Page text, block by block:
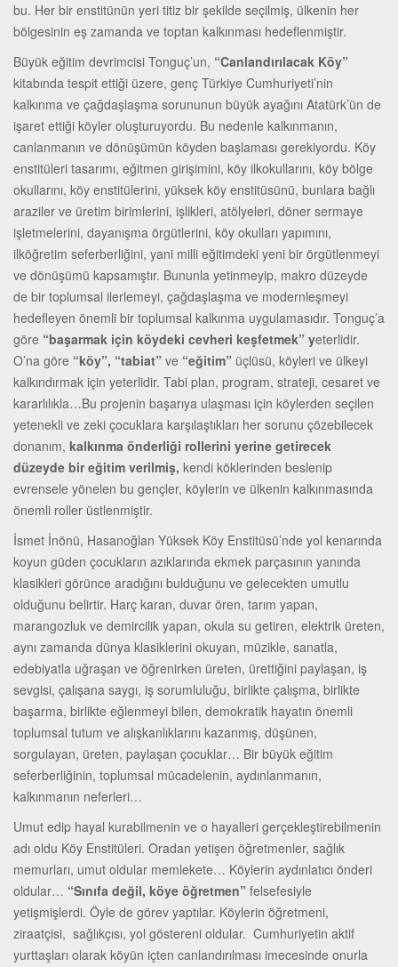
bu. Her bir enstitünün yeri titiz bir şekilde seçilmiş, ülkenin her
bölgesinin eş zamanda ve toptan kalkınması hedeflenmiştir.
Büyük eğitim devrimcisi Tonguç’un, “Canlandırılacak Köy”
kitabında tespit ettiği üzere, genç Türkiye Cumhuriyeti’nin
kalkınma ve çağdaşlaşma sorununun büyük ayağını Atatürk’ün de
işaret ettiği köyler oluşturuyordu. Bu nedenle kalkınmanın,
canlanmanın ve dönüşümün köyden başlaması gerekiyordu. Köy
enstitüleri tasarımı, eğitmen girişimini, köy ilkokullarını, köy bölge
okullarını, köy enstitülerini, yüksek köy enstitüsünü, bunlara bağlı
araziler ve üretim birimlerini, işlikleri, atölyeleri, döner sermaye
işletmelerini, dayanışma örgütlerini, köy okulları yapımını,
ilköğretim seferberliğini, yani milli eğitimdeki yeni bir örgütlenmeyi
ve dönüşümü kapsamıştır. Bununla yetinmeyip, makro düzeyde
de bir toplumsal ilerlemeyi, çağdaşlaşma ve modernleşmeyi
hedefleyen önemli bir toplumsal kalkınma uygulamasıdır. Tonguç’a
göre “başarmak için köydeki cevheri keşfetmek” yeterlidir.
O’na göre “köy”, “tabiat” ve “eğitim” üçlüsü, köyleri ve ülkeyi
kalkındırmak için yeterlidir. Tabi plan, program, strateji, cesaret ve
kararlılıkla…Bu projenin başarıya ulaşması için köylerden seçilen
yetenekli ve zeki çocuklara karşılaştıkları her sorunu çözebilecek
donanım, kalkınma önderliği rollerini yerine getirecek
düzeyde bir eğitim verilmiş, kendi köklerinden beslenip
evrensele yönelen bu gençler, köylerin ve ülkenin kalkınmasında
önemli roller üstlenmiştir.
İsmet İnönü, Hasanoğlan Yüksek Köy Enstitüsü’nde yol kenarında
koyun güden çocukların azıklarında ekmek parçasının yanında
klasikleri görünce aradığını bulduğunu ve gelecekten umutlu
olduğunu belirtir. Harç karan, duvar ören, tarım yapan,
marangozluk ve demircilik yapan, okula su getiren, elektrik üreten,
aynı zamanda dünya klasiklerini okuyan, müzikle, sanatla,
edebiyatla uğraşan ve öğrenirken üreten, ürettiğini paylaşan, iş
sevgisi, çalışana saygı, iş sorumluluğu, birlikte çalışma, birlikte
başarma, birlikte eğlenmeyi bilen, demokratik hayatın önemli
toplumsal tutum ve alışkanlıklarını kazanmış, düşünen,
sorgulayan, üreten, paylaşan çocuklar… Bir büyük eğitim
seferberliğinin, toplumsal mücadelenin, aydınlanmanın,
kalkınmanın neferleri…
Umut edip hayal kurabilmenin ve o hayalleri gerçekleştirebilmenin
adı oldu Köy Enstitüleri. Oradan yetişen öğretmenler, sağlık
memurları, umut oldular memlekete… Köylerin aydınlatıcı önderi
oldular… “Sınıfa değil, köye öğretmen” felsefesiyle
yetişmişlerdi. Öyle de görev yaptılar. Köylerin öğretmeni,
ziraatçisi, sağlıkçısı, yol göstereni oldular. Cumhuriyetin aktif
yurttaşları olarak köyün içten canlandırılması imecesinde onurla